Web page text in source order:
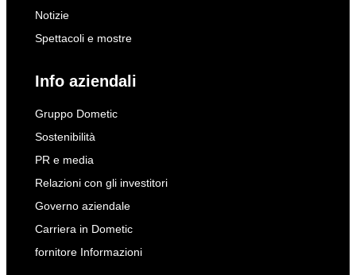
Notizie
Spettacoli e mostre
Info aziendali
Gruppo Dometic
Sostenibilità
PR e media
Relazioni con gli investitori
Governo aziendale
Carriera in Dometic
fornitore Informazioni